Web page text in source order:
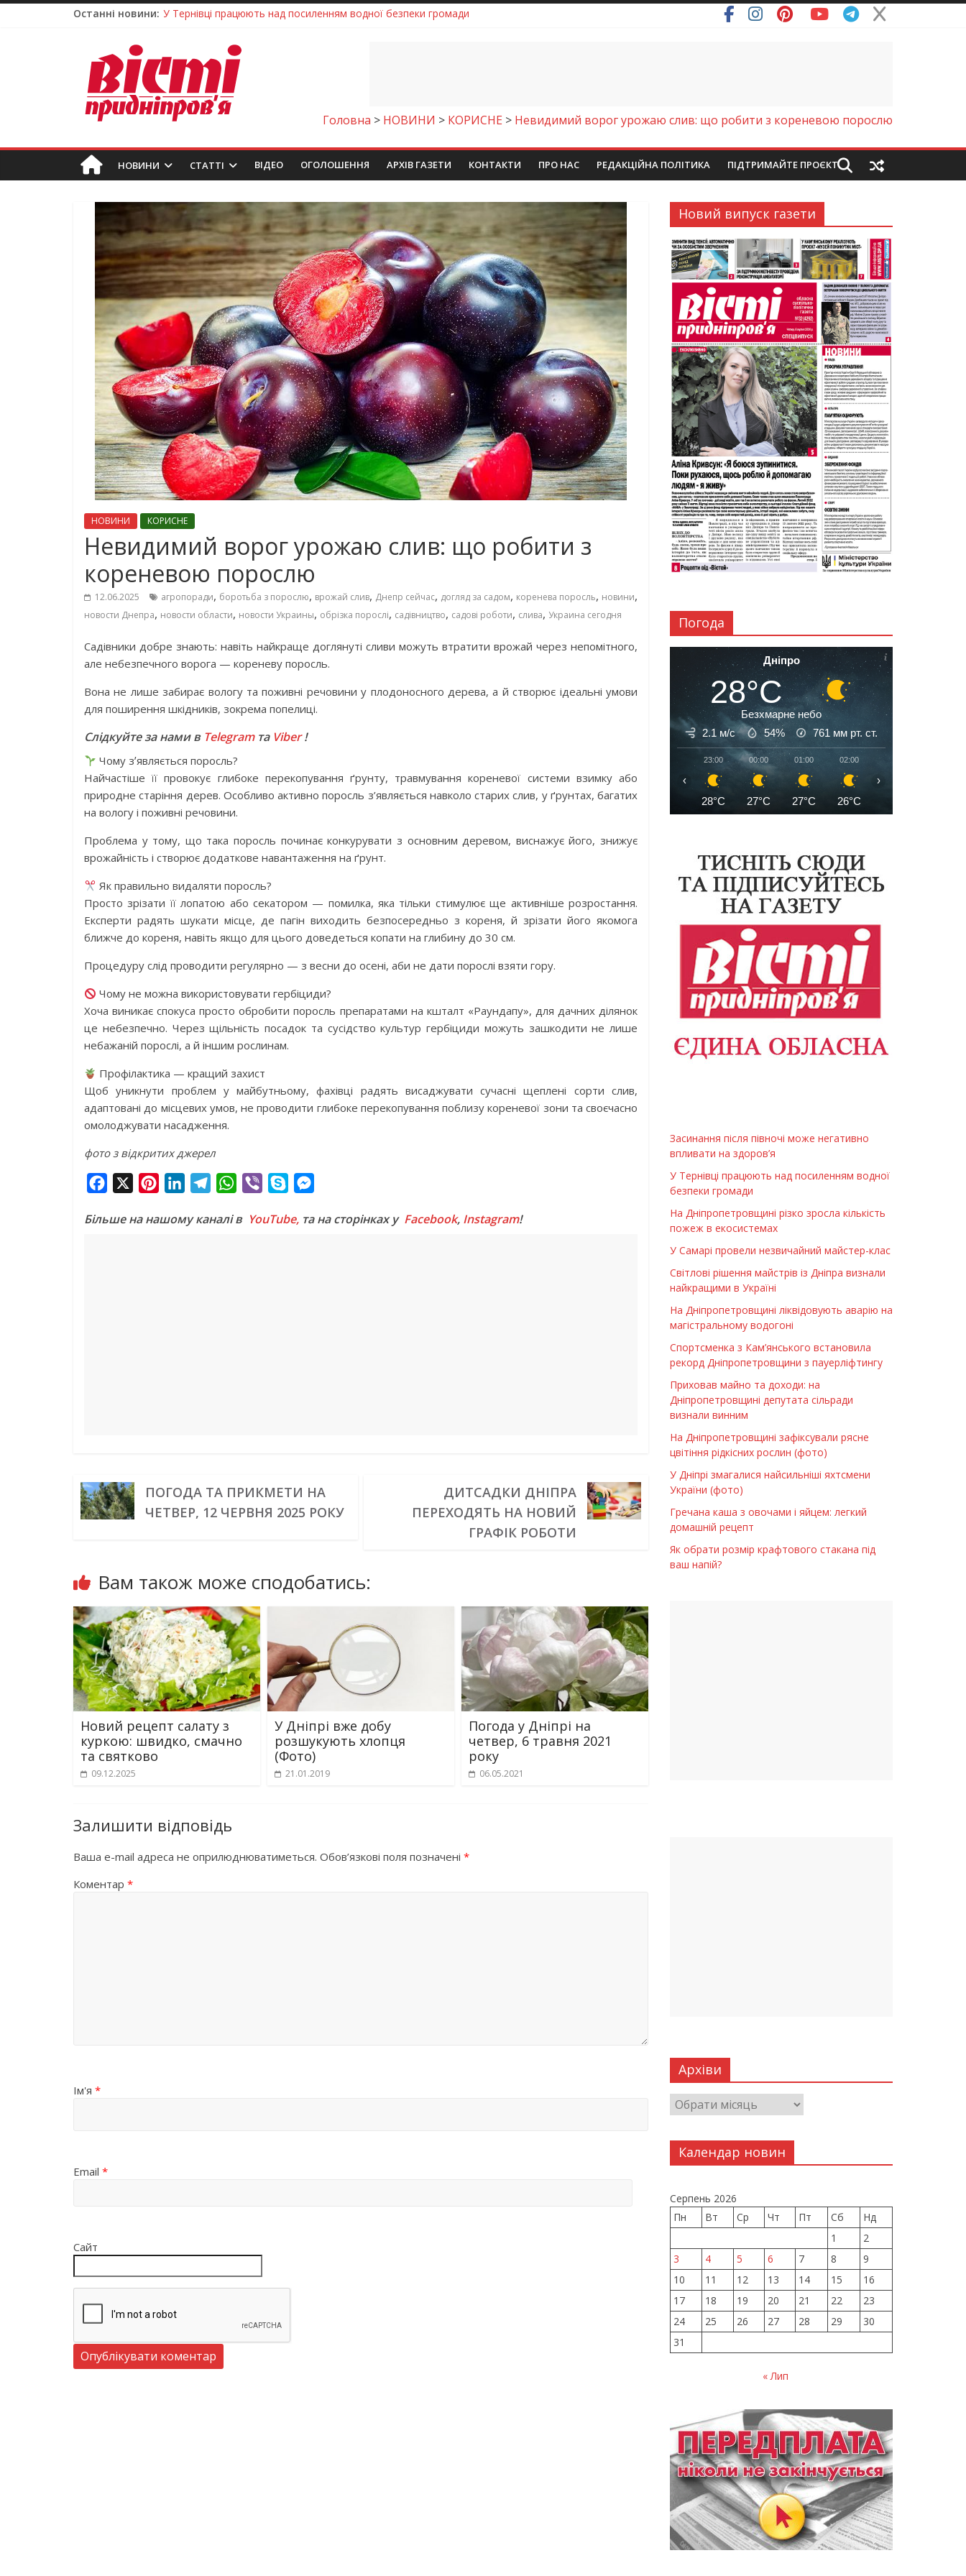
Останні новини: У Тернівці працюють над посиленням водної безпеки громади
У Самарі провели незвичайний майстер-клас
Світлові рішення майстрів із Дніпра визнали найкращими в Україні
Засинання після півночі може негативно впливати на здоров’я
Головна > НОВИНИ > КОРИСНЕ > Невидимий ворог урожаю слив: що робити з кореневою порослю
НОВИНИ СТАТТІ ВIДЕО ОГОЛОШЕННЯ АРХІВ ГАЗЕТИ КОНТАКТИ ПРО НАС РЕДАКЦІЙНА ПОЛІТИКА ПІДТРИМАЙТЕ ПРОЄКТ
НОВИНИ КОРИСНЕ
Невидимий ворог урожаю слив: що робити з
кореневою порослю
12.06.2025 агропоради, боротьба з порослю, врожай слив, Днепр сейчас, догляд за садом, коренева поросль, новини,
новости Днепра, новости области, новости Украины, обрізка порослі, садівництво, садові роботи, слива, Украина сегодня
Садівники добре знають: навіть найкраще доглянуті сливи можуть втратити врожай через непомітного,
але небезпечного ворога — кореневу поросль.
Вона не лише забирає вологу та поживні речовини у плодоносного дерева, а й створює ідеальні умови
для поширення шкідників, зокрема попелиці.
Слідкуйте за нами в Telegramта Viber!
Чому зʼявляється поросль?
Найчастіше її провокує глибоке перекопування ґрунту, травмування кореневої системи взимку або
природне старіння дерев. Особливо активно поросль з’являється навколо старих слив, у ґрунтах, багатих
на вологу і поживні речовини.
Проблема у тому, що така поросль починає конкурувати з основним деревом, виснажує його, знижує
врожайність і створює додаткове навантаження на ґрунт.
Як правильно видаляти поросль?
Просто зрізати її лопатою або секатором — помилка, яка тільки стимулює ще активніше розростання.
Експерти радять шукати місце, де пагін виходить безпосередньо з кореня, й зрізати його якомога
ближче до кореня, навіть якщо для цього доведеться копати на глибину до 30 см.
Процедуру слід проводити регулярно — з весни до осені, аби не дати порослі взяти гору.
Чому не можна використовувати гербіциди?
Хоча виникає спокуса просто обробити поросль препаратами на кшталт «Раундапу», для дачних ділянок
це небезпечно. Через щільність посадок та сусідство культур гербіциди можуть зашкодити не лише
небажаній порослі, а й іншим рослинам.
Профілактика — кращий захист
Щоб уникнути проблем у майбутньому, фахівці радять висаджувати сучасні щеплені сорти слив,
адаптовані до місцевих умов, не проводити глибоке перекопування поблизу кореневої зони та своєчасно
омолоджувати насадження.
фото з відкритих джерел
c
n
n
l
W
a
b
y
s
Більше на нашому каналі в YouTube, та на сторінках у Facebook, Instagram!
ПОГОДА ТА ПРИКМЕТИ НА
ЧЕТВЕР, 12 ЧЕРВНЯ 2025 РОКУ
ДИТСАДКИ ДНІПРА
ПЕРЕХОДЯТЬ НА НОВИЙ
ГРАФІК РОБОТИ
Вам також може сподобатись:
Новий рецепт салату з
куркою: швидко, смачно
та святково
09.12.2025
У Дніпрі вже добу
розшукують хлопця
(Фото)
21.01.2019
Погода у Дніпрі на
четвер, 6 травня 2021
року
06.05.2021
Залишити відповідь
Ваша e-mail адреса не оприлюднюватиметься. Обов’язкові поля позначені *
Коментар *
Ім'я *
Email *
Сайт
Новий випуск газети
Погода
Дніпро
28°C
Безхмарне небо
2.1 м/с
54% 761 мм рт. ст.
23:00
28°C
00:00
27°C
01:00
27°C
02:00
26°C
‹ ›
Засинання після півночі може негативно
впливати на здоров’я
У Тернівці працюють над посиленням водної
безпеки громади
На Дніпропетровщині різко зросла кількість
пожеж в екосистемах
У Самарі провели незвичайний майстер-клас
Світлові рішення майстрів із Дніпра визнали
найкращими в Україні
На Дніпропетровщині ліквідовують аварію на
магістральному водогоні
Спортсменка з Кам’янського встановила
рекорд Дніпропетровщини з пауерліфтингу
Приховав майно та доходи: на
Дніпропетровщині депутата сільради
визнали винним
На Дніпропетровщині зафіксували рясне
цвітіння рідкісних рослин (фото)
У Дніпрі змагалися найсильніші яхтсмени
України (фото)
Гречана каша з овочами і яйцем: легкий
домашній рецепт
Як обрати розмір крафтового стакана під
ваш напій?
Архіви
Календар новин
Серпень 2026
Пн
Вт Ср Чт Пт Сб
Нд
1
2
3
4 5 6 7 8
9
10
11 12 13 14 15
16
17
18 19 20 21 22
23
24
25 26 27 28 29
30
31
« Лип